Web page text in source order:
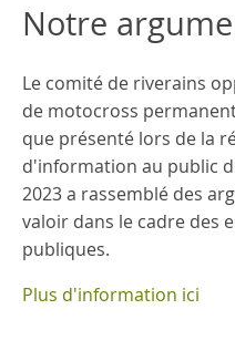
Notre
Le comité de riverains
de motocross
que présenté lors de la
d'information au public
2023 a rassemblé des
valoir dans le cadre des
publiques.
Plus d'information ici